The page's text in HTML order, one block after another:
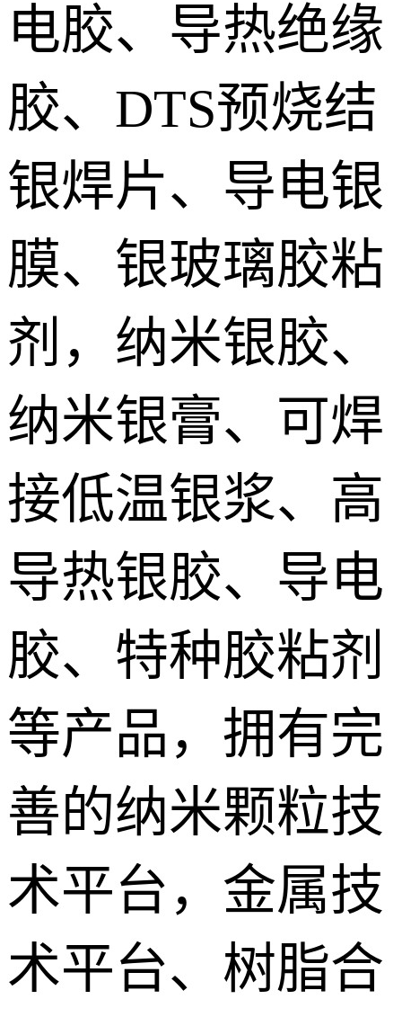
电胶、导热绝缘
胶、DTS预烧结
银焊片、导电银
膜、银玻璃胶粘
剂，纳米银胶、
纳米银膏、可焊
接低温银浆、高
导热银胶、导电
胶、特种胶粘剂
等产品，拥有完
善的纳米颗粒技
术平台，金属技
术平台、树脂合